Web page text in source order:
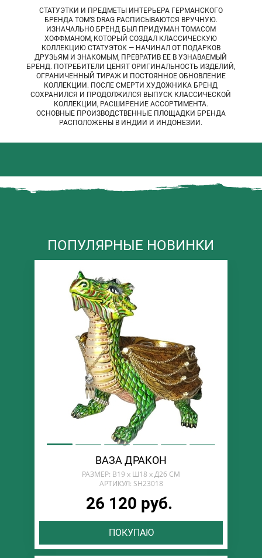
СТАТУЭТКИ И ПРЕДМЕТЫ ИНТЕРЬЕРА ГЕРМАНСКОГО
БРЕНДА TOM’S DRAG РАСПИСЫВАЮТСЯ ВРУЧНУЮ.
ИЗНАЧАЛЬНО БРЕНД БЫЛ ПРИДУМАН ТОМАСОМ
ХОФФМАНОМ, КОТОРЫЙ СОЗДАЛ КЛАССИЧЕСКУЮ
КОЛЛЕКЦИЮ СТАТУЭТОК — НАЧИНАЛ ОТ ПОДАРКОВ
ДРУЗЬЯМ И ЗНАКОМЫМ, ПРЕВРАТИВ ЕЕ В УЗНАВАЕМЫЙ
БРЕНД. ПОТРЕБИТЕЛИ ЦЕНЯТ ОРИГИНАЛЬНОСТЬ ИЗДЕЛИЙ,
ОГРАНИЧЕННЫЙ ТИРАЖ И ПОСТОЯННОЕ ОБНОВЛЕНИЕ
КОЛЛЕКЦИИ. ПОСЛЕ СМЕРТИ ХУДОЖНИКА БРЕНД
СОХРАНИЛСЯ И ПРОДОЛЖИЛСЯ ВЫПУСК КЛАССИЧЕСКОЙ
КОЛЛЕКЦИИ, РАСШИРЕНИЕ АССОРТИМЕНТА.
ОСНОВНЫЕ ПРОИЗВОДСТВЕННЫЕ ПЛОЩАДКИ БРЕНДА
РАСПОЛОЖЕНЫ В ИНДИИ И ИНДОНЕЗИИ.
ПОПУЛЯРНЫЕ НОВИНКИ
ВАЗА ДРАКОН
РАЗМЕР: В19 х Ш18 х Д26 СМ
АРТИКУЛ: SH23018
26 120 руб.
ПОКУПАЮ